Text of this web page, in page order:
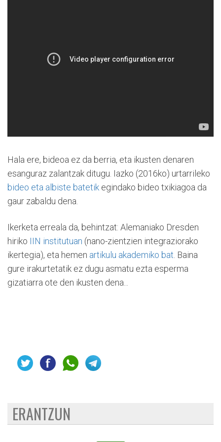
Hala ere, bideoa ez da berria, eta ikusten denaren
esanguraz zalantzak ditugu. Iazko (2016ko) urtarrileko
bideo eta albiste batetik egindako bideo txikiagoa da
gaur zabaldu dena.
Ikerketa erreala da, behintzat: Alemaniako Dresden
hiriko IIN institutuan (nano-zientzien integraziorako
ikertegia), eta hemen artikulu akademiko bat . Baina
gure irakurtetatik ez dugu asmatu ezta esperma
gizatiarra ote den ikusten dena...
ERANTZUN